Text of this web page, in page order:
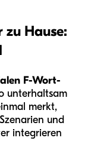
Hause:
F-Wort-
unterhaltsam
merkt,
und
integrieren